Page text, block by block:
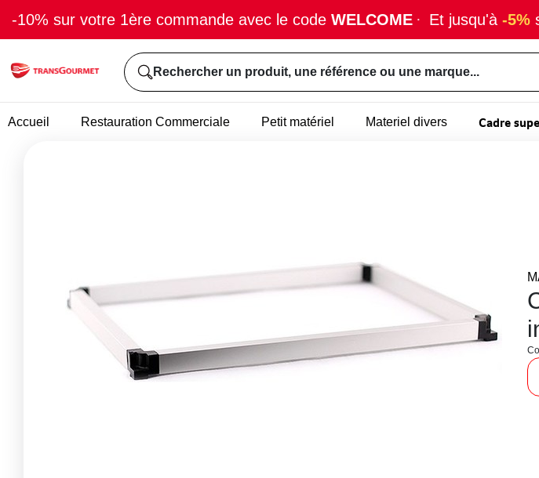
-10% sur votre 1ère commande avec le code WELCOME · Et jusqu'à -5%
Rechercher un produit, une référence ou une marque...
Accueil Restauration Commerciale Petit matériel Materiel divers Cadre